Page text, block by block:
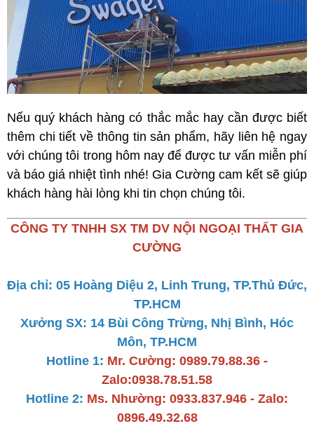
Nếu quý khách hàng có thắc mắc hay cần được biết
thêm chi tiết về thông tin sản phẩm, hãy liên hệ ngay
với chúng tôi trong hôm nay để được tư vấn miễn phí
và báo giá nhiệt tình nhé! Gia Cường cam kết sẽ giúp
khách hàng hài lòng khi tin chọn chúng tôi.
CÔNG TY TNHH SX TM DV NỘI NGOẠI THẤT GIA
CƯỜNG
Địa chỉ: 05 Hoàng Diệu 2, Linh Trung, TP.Thủ Đức,
TP.HCM
Xưởng SX: 14 Bùi Công Trừng, Nhị Bình, Hóc
Môn, TP.HCM
Hotline 1: Mr. Cường: 0989.79.88.36 -
Zalo:0938.78.51.58
Hotline 2: Ms. Nhường: 0933.837.946 - Zalo:
0896.49.32.68